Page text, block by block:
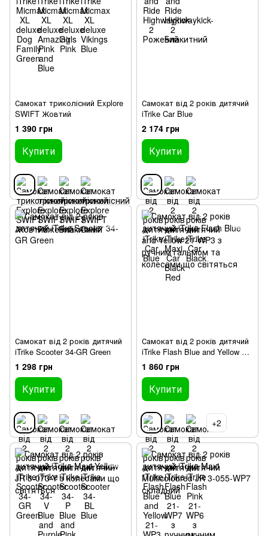
Самокат триколісний Explore
SWIFT Жовтий
1 390 грн
Купити
Самокат від 2 років дитячий
iTrike Car Blue
2 174 грн
Купити
Самокат від 2 років дитячий
iTrike Scooter 34-GR Green
1 298 грн
Купити
Самокат від 2 років дитячий
iTrike Flash Blue and Yellow 21-
WP3 з ручним гальмом та
колесами що світяться
1 860 грн
Купити
+2